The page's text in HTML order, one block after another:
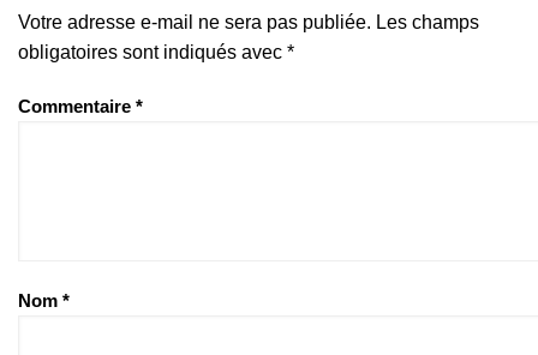
Votre adresse e-mail ne sera pas publiée. Les champs
obligatoires sont indiqués avec *
Commentaire *
Nom *